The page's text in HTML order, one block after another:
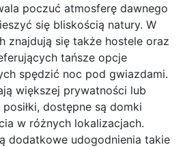
poczuć atmosferę dawnego
się bliskością natury. W
znajdują się także hostele oraz
tańsze opcje
spędzić noc pod gwiazdami.
większej prywatności lub
dostępne są domki
w różnych lokalizacjach.
dodatkowe udogodnienia takie